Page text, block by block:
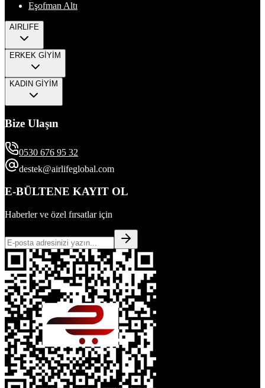
Eşofman Altı
AIRLIFE
ERKEK GİYİM
KADIN GİYİM
Bize Ulaşın
0530 676 95 32
destek@airlifeglobal.com
E-BÜLTENE KAYIT OL
Haberler ve özel fırsatlar için